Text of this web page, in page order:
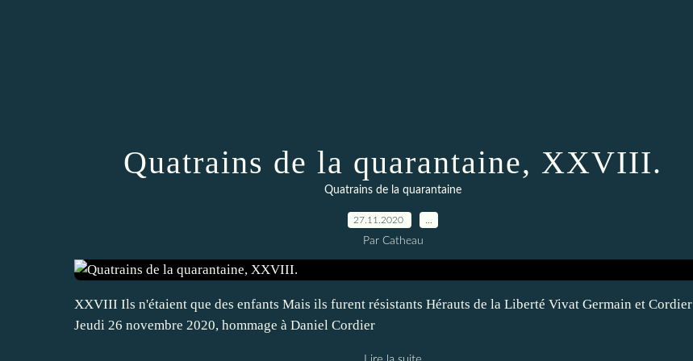
Quatrains de la quarantaine, XXVIII.
Quatrains de la quarantaine
27.11.2020
Par Catheau
XXVIII Ils n'étaient que des enfants Mais ils furent résistants Hérauts de la Liberté Vivat Germain et Cordier
Jeudi 26 novembre 2020, hommage à Daniel Cordier